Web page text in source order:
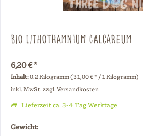
Bio Lithothamnium calcareum
6,20 € *
Inhalt:0.2 Kilogramm (31,00 € * / 1 Kilogramm)
inkl. MwSt. zzgl. Versandkosten
Lieferzeit ca. 3-4 Tag Werktage
Gewicht: